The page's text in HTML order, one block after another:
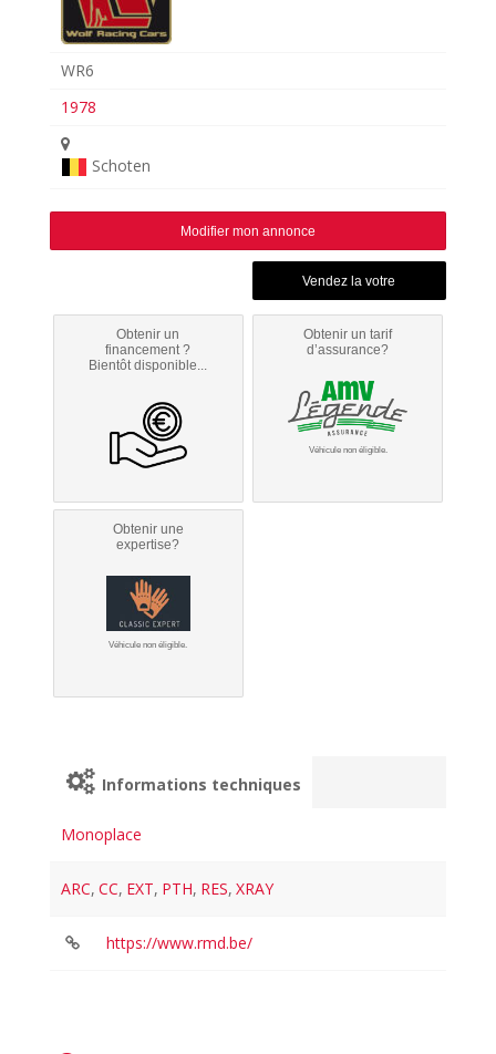
WR6
1978
Schoten
Modifier mon annonce
Obtenir un
financement ?
Bientôt disponible...
Obtenir un tarif
d’assurance?
Véhicule non éligible.
Obtenir une
expertise?
Véhicule non éligible.
Informations techniques
Monoplace
ARC, CC, EXT, PTH, RES, XRAY
https://www.rmd.be/